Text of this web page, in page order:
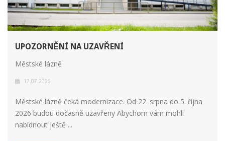
UPOZORNĚNÍ NA UZAVŘENÍ
Městské lázně
17.07.2026
Městské lázně čeká modernizace. Od 22. srpna do 5. října
2026 budou dočasně uzavřeny Abychom vám mohli
nabídnout ještě ...